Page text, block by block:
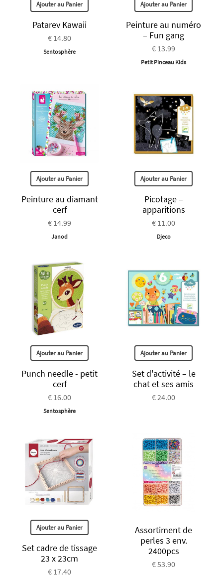
Ajouter au Panier
Patarev Kawaii
€ 14.80
Sentosphère
Ajouter au Panier
Peinture au numéro
– Fun gang
€ 13.99
Petit Pinceau Kids
Ajouter au Panier
Peinture au diamant
cerf
€ 14.99
Janod
Ajouter au Panier
Picotage –
apparitions
€ 11.00
Djeco
Ajouter au Panier
Punch needle - petit
cerf
€ 16.00
Sentosphère
Ajouter au Panier
Set d'activité – le
chat et ses amis
€ 24.00
Ajouter au Panier
Set cadre de tissage
23 x 23cm
€ 17.40
Assortiment de
perles 3 env.
2400pcs
€ 53.90